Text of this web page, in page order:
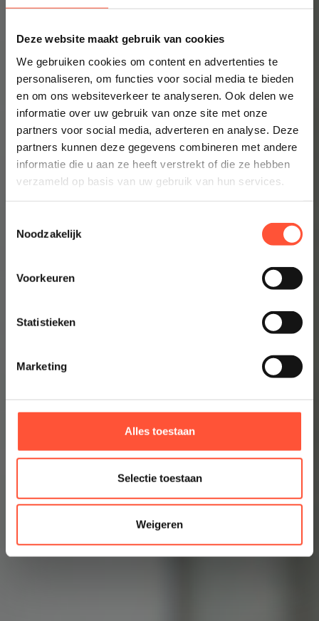
Deze website maakt gebruik van cookies
We gebruiken cookies om content en advertenties te
personaliseren, om functies voor social media te bieden
en om ons websiteverkeer te analyseren. Ook delen we
informatie over uw gebruik van onze site met onze
partners voor social media, adverteren en analyse. Deze
partners kunnen deze gegevens combineren met andere
informatie die u aan ze heeft verstrekt of die ze hebben
verzameld op basis van uw gebruik van hun services.
Noodzakelijk
Voorkeuren
Statistieken
Marketing
Alles toestaan
Selectie toestaan
Weigeren
Direct inzicht in een eerlijke prijs
Altijd een schilder bij jou in de buurt
Prijsindicatie starten